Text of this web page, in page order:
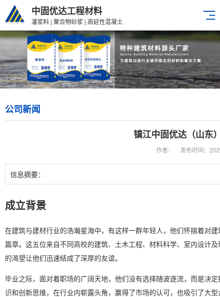
中固优达工程材料
灌浆料 | 聚合物砂浆 | 高延性混凝土
公司新闻
镇江中固优达（山东
作者： 发布时间：
信息摘要：
成立背景
在建筑与建材行业的浩瀚星海中，有这样一群年轻人，他们怀揣着对
篇章。这五位来自不同高校的建筑、土木工程、材料科学、室内设计
的渴望让他们迅速结成了深厚的友谊。
毕业之际，面对着职场的广阔天地，他们没有选择随波逐流，而是决
识和创新思维，在行业内崭露头角，赢得了市场的认可，也吸引了大